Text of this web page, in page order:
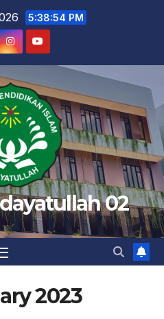
5:38:55 PM
02
2023